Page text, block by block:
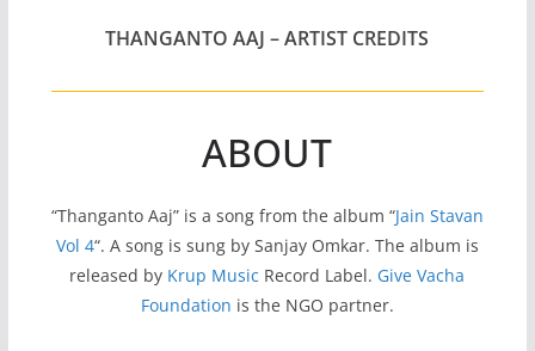
THANGANTO AAJ – ARTIST CREDITS
ABOUT
“Thanganto Aaj” is a song from the album “Jain Stavan
Vol 4“. A song is sung by Sanjay Omkar. The album is
released by Krup Music Record Label. Give Vacha
Foundation is the NGO partner.